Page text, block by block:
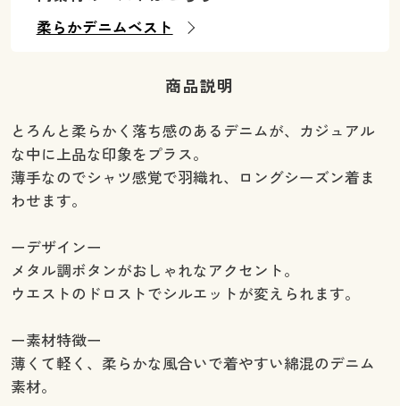
柔らかデニムベスト
商品説明
とろんと柔らかく落ち感のあるデニムが、カジュアル
な中に上品な印象をプラス。
薄手なのでシャツ感覚で羽織れ、ロングシーズン着ま
わせます。
ーデザインー
メタル調ボタンがおしゃれなアクセント。
ウエストのドロストでシルエットが変えられます。
ー素材特徴ー
薄くて軽く、柔らかな風合いで着やすい綿混のデニム
素材。